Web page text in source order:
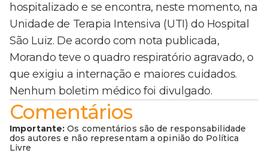
hospitalizado e se encontra, neste momento, na
Unidade de Terapia Intensiva (UTI) do Hospital
São Luiz. De acordo com nota publicada,
Morando teve o quadro respiratório agravado, o
que exigiu a internação e maiores cuidados.
Nenhum boletim médico foi divulgado.
Comentários
Importante: Os comentários são de responsabilidade
dos autores e não representam a opinião do Política
Livre